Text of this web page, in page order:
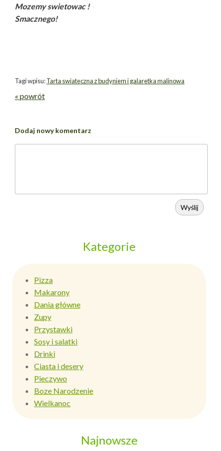
Mozemy swietowac !
Smacznego!
Tagi wpisu:Tarta swiateczna z budyniem i galaretka malinowa
« powrót
Dodaj nowy komentarz
Wyślij
Kategorie
Pizza
Makarony
Dania główne
Zupy
Przystawki
Sosy i salatki
Drinki
Ciasta i desery
Pieczywo
Boze Narodzenie
Wielkanoc
Najnowsze